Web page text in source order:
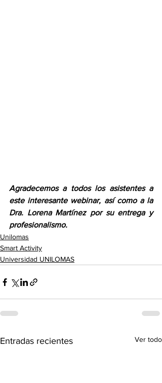
Agradecemos a todos los asistentes a
este interesante webinar, así como a la
Dra. Lorena Martínez por su entrega y
profesionalismo.
Unilomas
Smart Activity
Universidad UNILOMAS
Entradas recientes Ver todo